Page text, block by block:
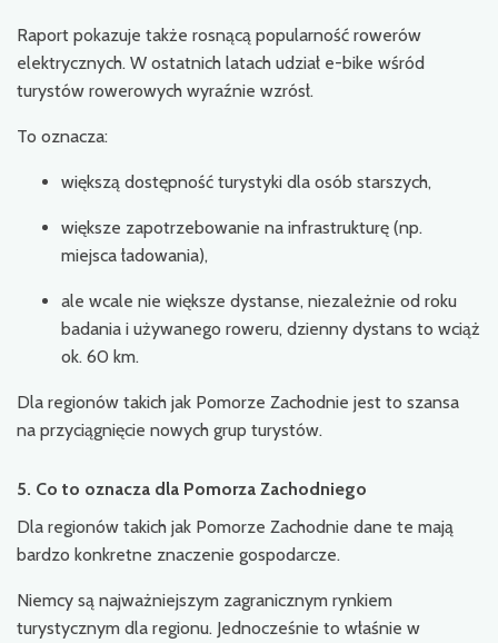
Raport pokazuje także rosnącą popularność rowerów
elektrycznych. W ostatnich latach udział e-bike wśród
turystów rowerowych wyraźnie wzrósł.
To oznacza:
większą dostępność turystyki dla osób starszych,
większe zapotrzebowanie na infrastrukturę (np.
miejsca ładowania),
ale wcale nie większe dystanse, niezależnie od roku
badania i używanego roweru, dzienny dystans to wciąż
ok. 60 km.
Dla regionów takich jak Pomorze Zachodnie jest to szansa
na przyciągnięcie nowych grup turystów.
5. Co to oznacza dla Pomorza Zachodniego
Dla regionów takich jak Pomorze Zachodnie dane te mają
bardzo konkretne znaczenie gospodarcze.
Niemcy są najważniejszym zagranicznym rynkiem
turystycznym dla regionu. Jednocześnie to właśnie w